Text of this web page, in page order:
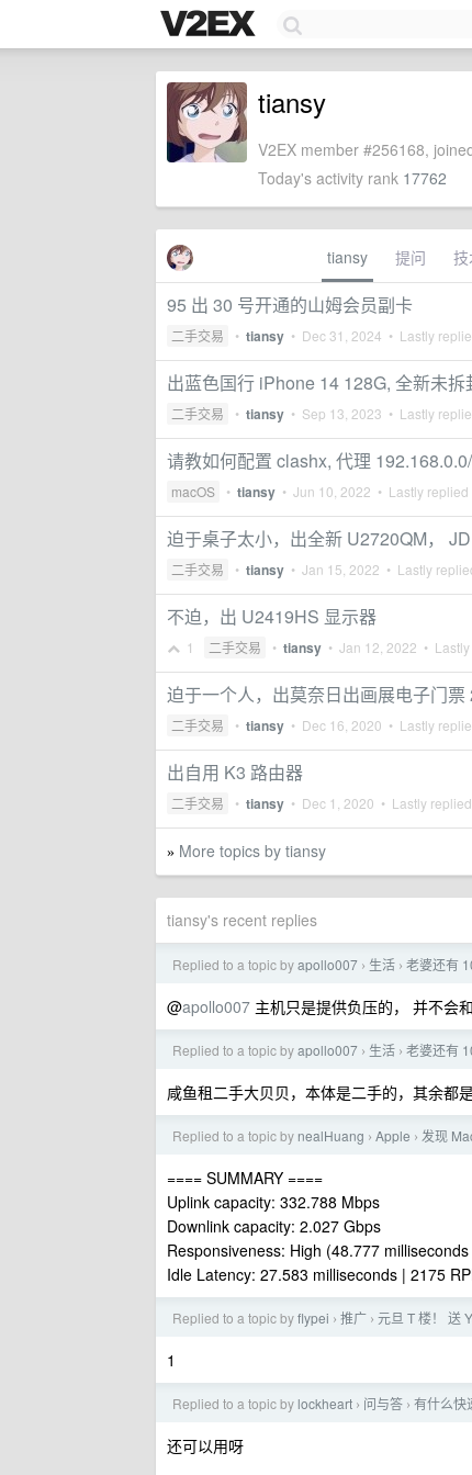
tiansy
V2EX member #256168,
Today's activity rank 17762
tiansy 提问
95 出 30 号开通的山姆会员副卡
二手交易 • tiansy • Dec 31, 2024 • Lastly
出蓝色国行 iPhone 14 128G, 全新未拆
二手交易 • tiansy • Sep 13, 2023 • Lastly
请教如何配置 clashx, 代理
macOS • tiansy • Jun 10, 2022 • Lastly replied
迫于桌子太小，出全新 U2720QM，
二手交易 • tiansy • Jan 15, 2022 • Lastly
不迫，出 U2419HS 显示器
1 二手交易 • tiansy • Jan 12, 2022 •
迫于一个人，出莫奈日出画展电子门票
二手交易 • tiansy • Dec 16, 2020 • Lastly
出自用 K3 路由器
二手交易 • tiansy • Dec 1, 2020 • Lastly
» More topics by tiansy
tiansy's recent replies
Replied to a topic byapollo007 › 生活 › 老婆还有
@apollo007 主机只是提供负压的， 并不会
Replied to a topic byapollo007 › 生活 › 老婆还有
咸鱼租二手大贝贝，本体是二手的，其余都是
Replied to a topic by nealHuang › Apple › 发现
==== SUMMARY ====
Uplink capacity: 332.788 Mbps
Downlink capacity: 2.027 Gbps
Responsiveness: High (48.777
Idle Latency: 27.583 milliseconds | 2175
Replied to a topic byflypei › 推广 › 元旦 T 楼！ 送
1
Replied to a topic by lockheart › 问与答 › 有什么快
还可以用呀